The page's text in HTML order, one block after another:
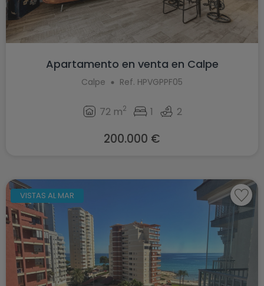
Apartamento en venta en Calpe
Calpe Ref. HPVGPPF05
72 m2 1 2
200.000 €
VISTAS AL MAR